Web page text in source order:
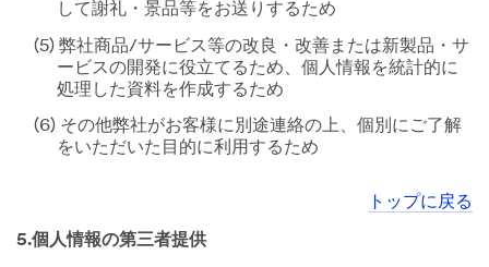
して謝礼・景品等をお送りするため
(5) 弊社商品/サービス等の改良・改善または新製品・サ
ービスの開発に役立てるため、個人情報を統計的に
処理した資料を作成するため
(6) その他弊社がお客様に別途連絡の上、個別にご了解
をいただいた目的に利用するため
トップに戻る
5.個人情報の第三者提供